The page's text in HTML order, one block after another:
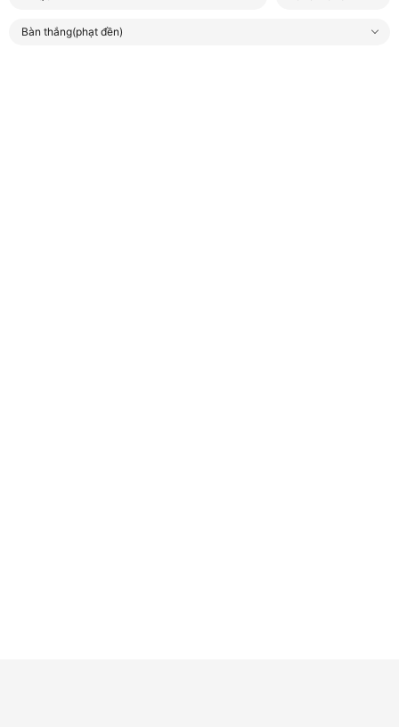
Bàn thắng(phạt đền)